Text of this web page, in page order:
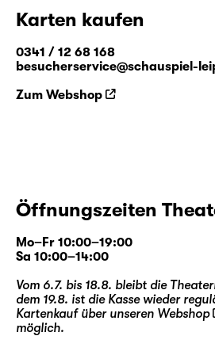
Karten kaufen
0341 / 12 68 168
besucherservice@schauspiel-
Zum Webshop
Öffnungszeiten
Mo–Fr 10:00–19:00
Sa 10:00–14:00
Vom 6.7. bis 18.8. bleibt die
dem 19.8. ist die Kasse wieder
Kartenkauf über unseren Webshop
möglich.